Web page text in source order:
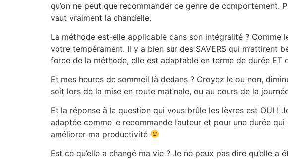
qu’on ne peut que recommander ce genre de
vaut vraiment la chandelle.
La méthode est-elle applicable dans son intégralité ? Comme
votre tempérament. Il y a bien sûr des SAVERS qui m’attirent
force de la méthode, elle est adaptable en terme de durée ET
Et mes heures de sommeil là dedans ? Croyez le ou non,
soit lors de la mise en route matinale, ou au cours de la
Et la réponse à la question qui vous brûle les lèvres est OUI !
adaptée comme le recommande l’auteur et pour une durée
améliorer ma productivité
Est ce qu’elle a changé ma vie ? Je ne peux pas dire qu’elle